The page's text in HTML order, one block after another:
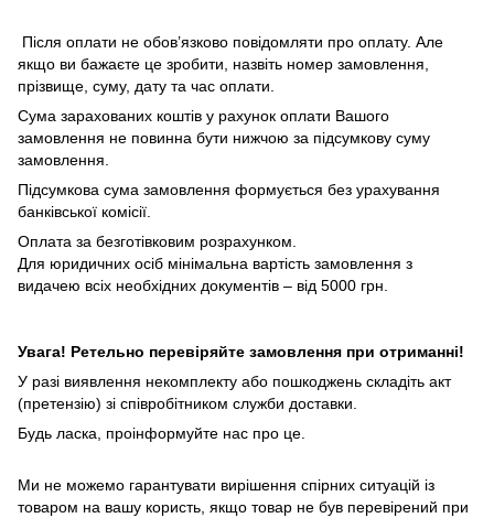
Після оплати не обов’язково повідомляти про оплату. Але
якщо ви бажаєте це зробити, назвіть номер замовлення,
прізвище, суму, дату та час оплати.
Сума зарахованих коштів у рахунок оплати Вашого
замовлення не повинна бути нижчою за підсумкову суму
замовлення.
Підсумкова сума замовлення формується без урахування
банківської комісії.
Оплата за безготівковим розрахунком.
Для юридичних осіб мінімальна вартість замовлення з
видачею всіх необхідних документів – від 5000 грн.
Увага! Ретельно перевіряйте замовлення при отриманні!
У разі виявлення некомплекту або пошкоджень складіть акт
(претензію) зі співробітником служби доставки.
Будь ласка, проінформуйте нас про це.
Ми не можемо гарантувати вирішення спірних ситуацій із
товаром на вашу користь, якщо товар не був перевірений при